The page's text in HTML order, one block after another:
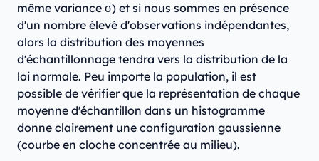
même variance σ) et si nous sommes en présence
d'un nombre élevé d'observations indépendantes,
alors la distribution des moyennes
d'échantillonnage tendra vers la distribution de la
loi normale. Peu importe la population, il est
possible de vérifier que la représentation de chaque
moyenne d'échantillon dans un histogramme
donne clairement une configuration gaussienne
(courbe en cloche concentrée au milieu).